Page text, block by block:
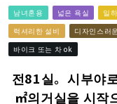
남녀혼용 넓은 욕실 일
럭셔리한 설비
디자인스러
바이크 또는 차 ok
전81실。시부야
㎡의거실을 시작